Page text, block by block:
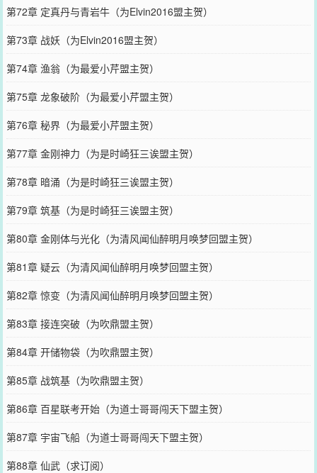
第72章 定真丹与青岩牛（为Elvin2016盟主贺）
第73章 战妖（为Elvin2016盟主贺）
第74章 渔翁（为最爱小芹盟主贺）
第75章 龙象破阶（为最爱小芹盟主贺）
第76章 秘界（为最爱小芹盟主贺）
第77章 金刚神力（为是时崎狂三诶盟主贺）
第78章 暗涌（为是时崎狂三诶盟主贺）
第79章 筑基（为是时崎狂三诶盟主贺）
第80章 金刚体与光化（为清风闻仙醉明月唤梦回盟主贺）
第81章 疑云（为清风闻仙醉明月唤梦回盟主贺）
第82章 惊变（为清风闻仙醉明月唤梦回盟主贺）
第83章 接连突破（为吹鼎盟主贺）
第84章 开储物袋（为吹鼎盟主贺）
第85章 战筑基（为吹鼎盟主贺）
第86章 百星联考开始（为道士哥哥闯天下盟主贺）
第87章 宇宙飞船（为道士哥哥闯天下盟主贺）
第88章 仙武（求订阅）